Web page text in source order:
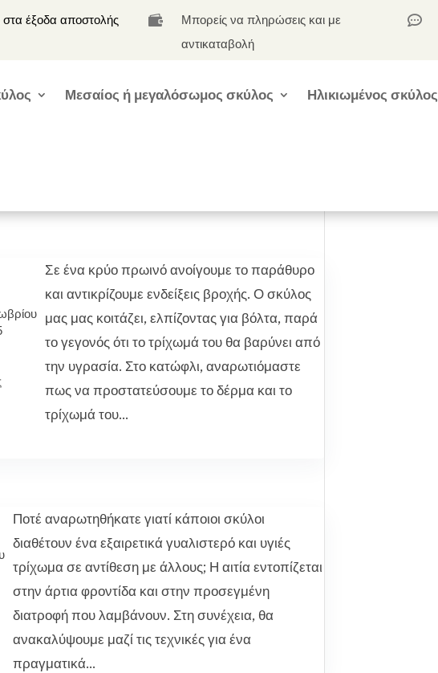
στα έξοδα αποστολής 
Μπορείς να πληρώσεις και με
αντικαταβολή

Μεσαίος ή μεγαλόσωμος σκύλος Ηλικιωμένος σκύλος
Σε ένα κρύο πρωινό ανοίγουμε το παράθυρο
και αντικρίζουμε ενδείξεις βροχής. Ο σκύλος
μας μας κοιτάζει, ελπίζοντας για βόλτα, παρά
το γεγονός ότι το τρίχωμά του θα βαρύνει από
την υγρασία. Στο κατώφλι, αναρωτιόμαστε
πως να προστατεύσουμε το δέρμα και το
τρίχωμά του...
Ποτέ αναρωτηθήκατε γιατί κάποιοι σκύλοι
διαθέτουν ένα εξαιρετικά γυαλιστερό και υγιές
τρίχωμα σε αντίθεση με άλλους; Η αιτία εντοπίζεται
στην άρτια φροντίδα και στην προσεγμένη
διατροφή που λαμβάνουν. Στη συνέχεια, θα
ανακαλύψουμε μαζί τις τεχνικές για ένα
πραγματικά...